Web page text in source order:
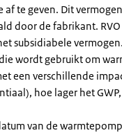
af te geven. Dit
door de fabrikant.
subsidiabele
wordt gebruikt om
een verschillende
hoe lager het
van de